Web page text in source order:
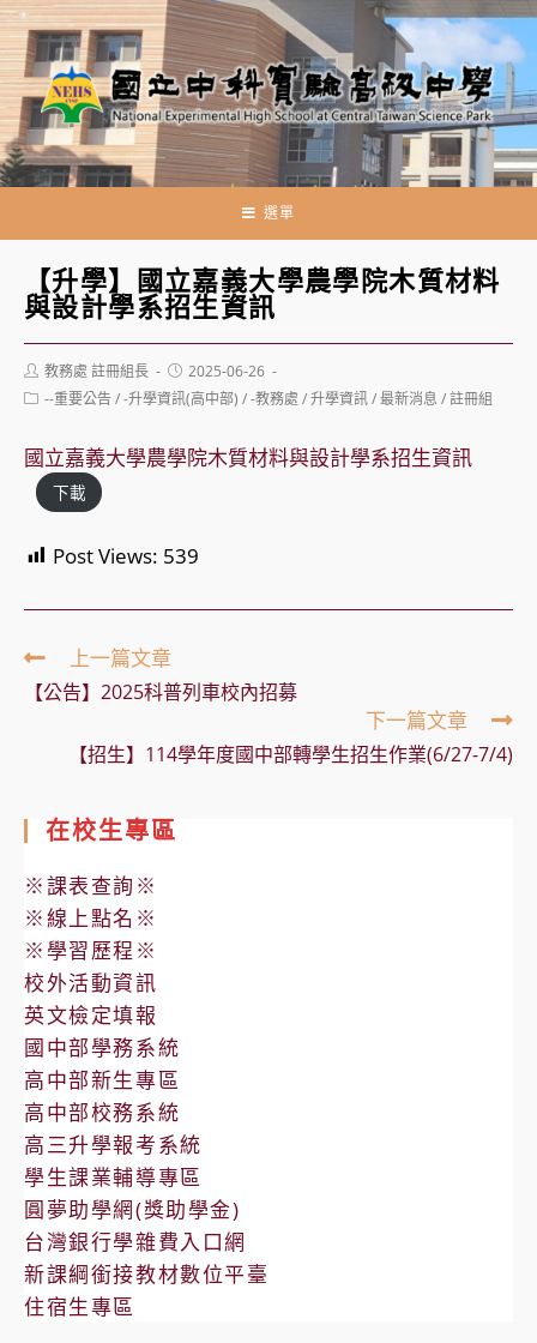
跳
轉
至
主
要
內
選單
【升學】國立嘉義大學農學院木質材料
與設計學系招生資訊
Post
author:
教務處 註冊組長
Post
published:
2025-06-26
Post--重要公告/-升學資訊(高中部) /-教務處 /升學資訊/最新消息 /註冊組
國立嘉義大學農學院木質材料與設計學系招生資訊
下載
Post Views: 539
Read
more
articles
上一篇文章
【公告】2025科普列車校內招募
下一篇文章
【招生】114學年度國中部轉學生招生作業(6/27-7/4)
在校生專區
※課表查詢※
※線上點名※
※學習歷程※
校外活動資訊
英文檢定填報
國中部學務系統
高中部新生專區
高中部校務系統
高三升學報考系統
學生課業輔導專區
圓夢助學網(獎助學金)
台灣銀行學雜費入口網
新課綱銜接教材數位平臺
住宿生專區